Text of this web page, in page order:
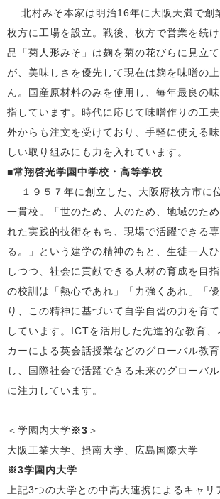
北村みそ本家は明治16年に大阪天満で創
枚方に工場を設立。戦後、枚方で営業を続
品「菊人形みそ」は麹を菊の花びらに見立
が、美味しさを優先して現在は麹を味噌の
ん。国産原材料のみを使用し、毎年最良の
指しています。時代に応じて味噌作りの工
外からも注文を受けており、手軽に使える
しい取り組みにも力を入れています。
■常翔啓光学園中学校・高等学校
１９５７年に創立した、大阪府枚方市に
一貫校。「世のため、人のため、地域のた
れた実践的技術をもち、現場で活躍できる
る。」という建学の精神のもと、生徒一人
しつつ、社会に貢献できる人材の育成を目
の校訓は「熱心であれ」「力強くあれ」「
り、この精神に基づいて自学自習の力を育
しています。 ICTを活用した先進的な教育
カーによる英会話授業などのグローバル教
し、国際社会で活躍できる未来のグローバ
に注力しています。
＜学園内大学※3 ＞
大阪工業大学、摂南大学、広島国際大学
※3学園内大学
上記3つの大学との中高大連携によるキャリ